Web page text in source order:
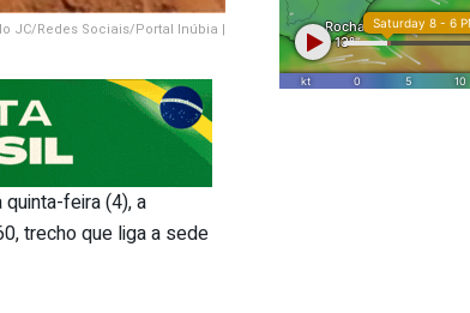
JC/Redes Sociais/Portal Inúbia |
feira (4), a
trecho que liga a sede